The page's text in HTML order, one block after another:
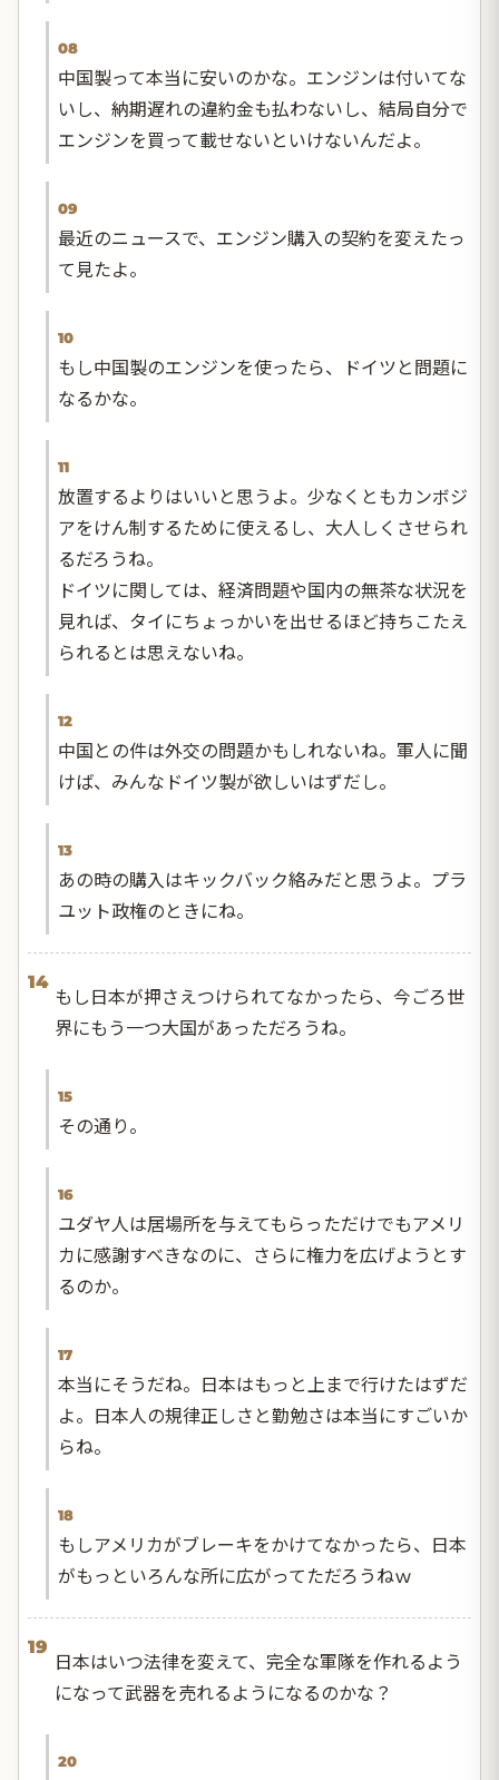
08
中国製って本当に安いのかな。エンジンは付いてな
いし、納期遅れの違約金も払わないし、結局自分で
エンジンを買って載せないといけないんだよ。
09
最近のニュースで、エンジン購入の契約を変えたっ
て見たよ。
10
もし中国製のエンジンを使ったら、ドイツと問題に
なるかな。
11
放置するよりはいいと思うよ。少なくともカンボジ
アをけん制するために使えるし、大人しくさせられ
るだろうね。
ドイツに関しては、経済問題や国内の無茶な状況を
見れば、タイにちょっかいを出せるほど持ちこたえ
られるとは思えないね。
12
中国との件は外交の問題かもしれないね。軍人に聞
けば、みんなドイツ製が欲しいはずだし。
13
あの時の購入はキックバック絡みだと思うよ。プラ
ユット政権のときにね。
14
もし日本が押さえつけられてなかったら、今ごろ世
界にもう一つ大国があっただろうね。
15
その通り。
16
ユダヤ人は居場所を与えてもらっただけでもアメリ
カに感謝すべきなのに、さらに権力を広げようとす
るのか。
17
本当にそうだね。日本はもっと上まで行けたはずだ
よ。日本人の規律正しさと勤勉さは本当にすごいか
らね。
18
もしアメリカがブレーキをかけてなかったら、日本
がもっといろんな所に広がってただろうねｗ
19
日本はいつ法律を変えて、完全な軍隊を作れるよう
になって武器を売れるようになるのかな？
20